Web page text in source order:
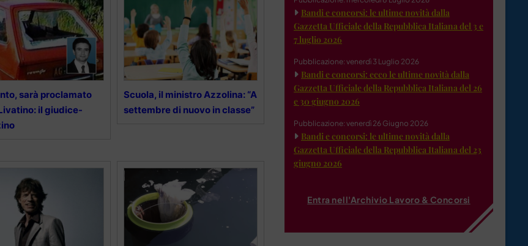
sarà proclamato
il giudice-
Scuola, il ministro Azzolina: “A
settembre di nuovo in classe”
Bandi e concorsi: le ultime novità dalla
Gazzetta Ufficiale della Repubblica Italiana del 3 e
7 luglio 2026
Pubblicazione: venerdì 3 Luglio 2026
Bandi e concorsi: ecco le ultime novità dalla
Gazzetta Ufficiale della Repubblica Italiana del 26
e 30 giugno 2026
Pubblicazione: venerdì 26 Giugno 2026
Bandi e concorsi: le ultime novità dalla
Gazzetta Ufficiale della Repubblica Italiana del 23
giugno 2026
Entra nell'Archivio Lavoro & Concorsi